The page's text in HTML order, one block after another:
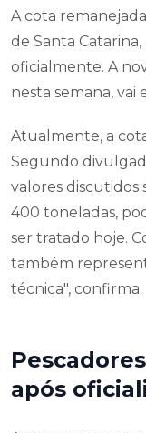
A cota
de Santa
oficialmente. A
nesta semana, vai
Atualmente, a
Segundo
valores discutidos
400 toneladas,
ser tratado hoje.
também
técnica", confirma.
após